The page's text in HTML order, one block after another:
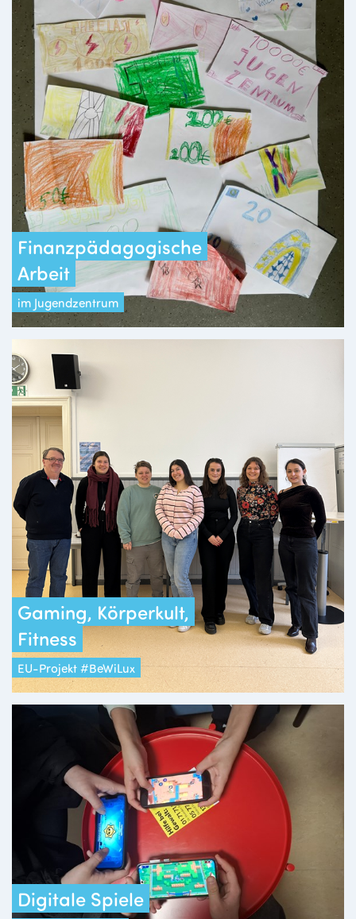
Finanzpädagogische
Arbeit
im Jugendzentrum
Gaming, Körperkult,
Fitness
EU-Projekt #BeWiLux
Digitale Spiele